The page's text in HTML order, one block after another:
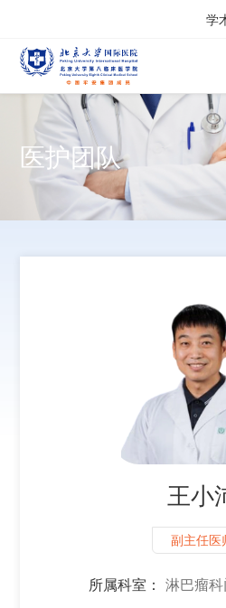
学
医护团队
王小
副主任医
所属科室： 淋巴瘤